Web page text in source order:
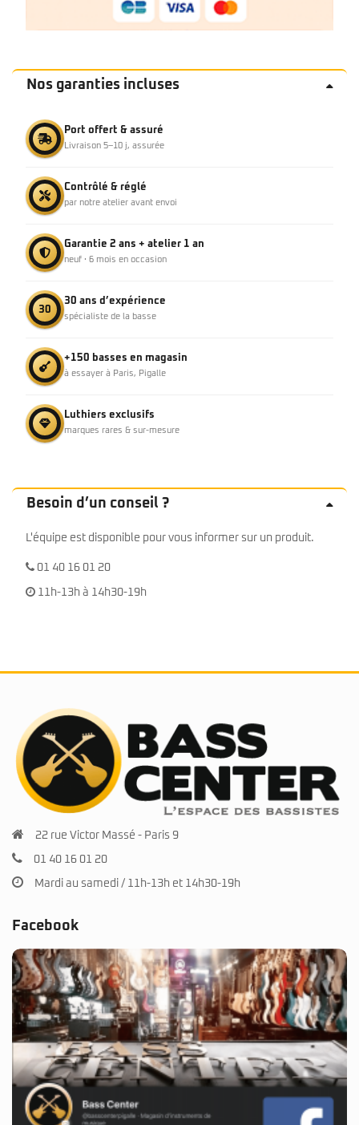
Nos garanties incluses
Port offert & assuré
Livraison 5–10 j, assurée
Contrôlé & réglé
par notre atelier avant envoi
Garantie 2 ans + atelier 1 an
neuf · 6 mois en occasion
30
30 ans d’expérience
spécialiste de la basse
+150 basses en magasin
à essayer à Paris, Pigalle
Luthiers exclusifs
marques rares & sur-mesure
Besoin d’un conseil ?
L'équipe est disponible pour vous informer sur un produit.
01 40 16 01 20
11h-13h à 14h30-19h
22 rue Victor Massé - Paris 9
01 40 16 01 20
Mardi au samedi / 11h-13h et 14h30-19h
Facebook